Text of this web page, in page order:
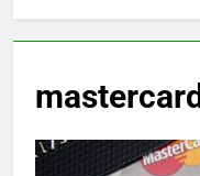
mastercard